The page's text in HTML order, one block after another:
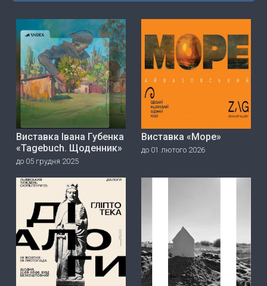
Виставка Івана Губенка
«Tagebuch. Щоденник»
до 05 грудня 2025
Виставка «Море»
до 01 лютого 2026